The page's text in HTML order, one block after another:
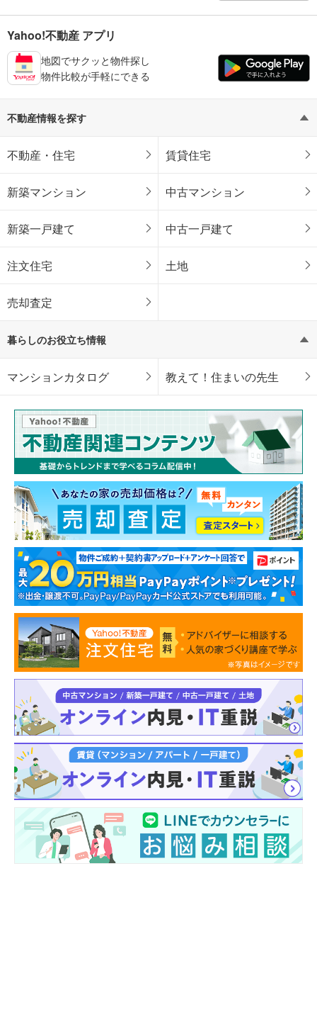
Yahoo!不動産 アプリ
地図でサクッと物件探し
物件比較が手軽にできる
不動産情報を探す
不動産・住宅 賃貸住宅
新築マンション 中古マンション
新築一戸建て 中古一戸建て
注文住宅 土地
売却査定
暮らしのお役立ち情報
マンションカタログ 教えて！住まいの先生